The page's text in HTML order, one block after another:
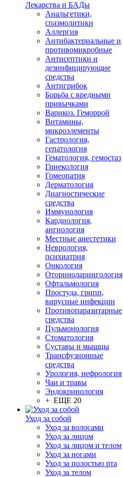
Лекарства и БАДы
Анальгетики,
спазмолитики
Аллергия
Антибактериальные и
противомикробные
Антисептики и
дезинфицирующие
средства
Антигрибок
Борьба с вредными
привычками
Варикоз. Геморрой
Витамины,
микроэлементы
Гастрология,
гепатология
Гематология, гемостаз
Гинекология
Гомеопатия
Дерматология
Диагностические
средства
Иммунология
Кардиология,
ангиология
Местные анестетики
Неврология,
психиатрия
Онкология
Оториноларингология
Офтальмология
Простуда, грипп,
вирусные инфекции
Противопаразитарные
средства
Пульмонология
Стоматология
Суставы и мышцы
Трансфузионные
средства
Урология, нефрология
Чаи и травы
Эндокринология
+ ЕЩЕ 20
Уход за собой
Уход за волосами
Уход за лицом
Уход за лицом и телом
Уход за ногами
Уход за полостью рта
Уход за телом